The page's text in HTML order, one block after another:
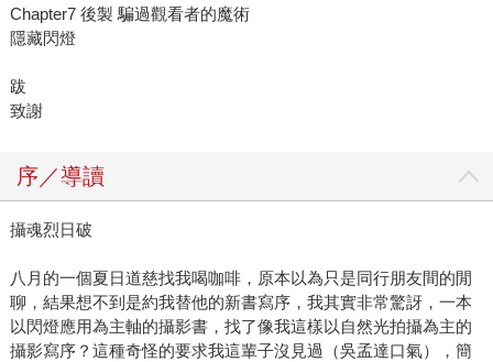
Chapter7 後製 騙過觀看者的魔術
隱藏閃燈
跋
致謝
序／導讀
攝魂烈日破
八月的一個夏日道慈找我喝咖啡，原本以為只是同行朋友間的閒
聊，結果想不到是約我替他的新書寫序，我其實非常驚訝，一本
以閃燈應用為主軸的攝影書，找了像我這樣以自然光拍攝為主的
攝影寫序？這種奇怪的要求我這輩子沒見過（吳孟達口氣），簡